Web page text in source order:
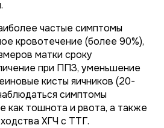
частые симптомы
кровотечение (более 90%),
матки сроку
при ППЗ, уменьшение
кисты яичников (20-
симптомы
как тошнота и рвота, а также
ХГЧ с ТТГ.